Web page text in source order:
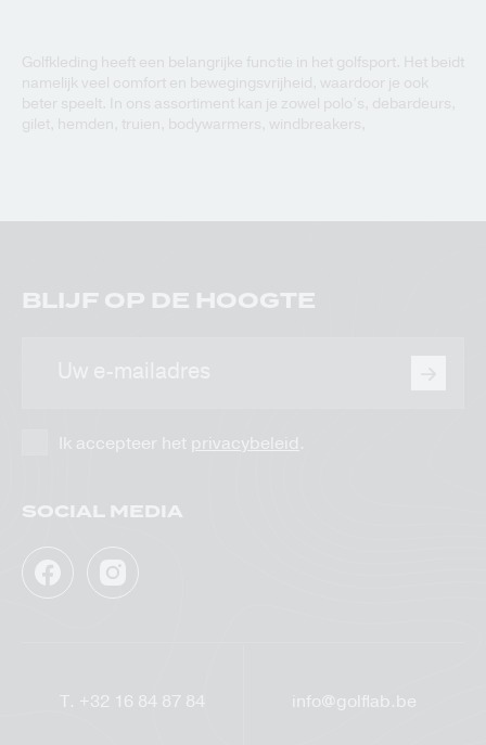
Golfkleding heeft een belangrijke functie in het golfsport. Het beidt
namelijk veel comfort en bewegingsvrijheid, waardoor je ook
beter speelt. In ons assortiment kan je zowel polo’s, debardeurs,
gilet, hemden, truien, bodywarmers, windbreakers,
BLIJF OP DE HOOGTE
Ik accepteer het privacybeleid.
SOCIAL MEDIA
Facebook
GolfLab
Instagram
GolfLab
T. +32 16 84 87 84 info@golflab.be